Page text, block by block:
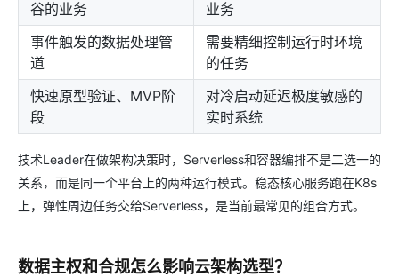
谷的业务
业务
事件触发的数据处理管
道
需要精细控制运行时环境
的任务
快速原型验证、MVP阶
段
对冷启动延迟极度敏感的
实时系统
技术Leader在做架构决策时，Serverless和容器编排不是二选一的
关系，而是同一个平台上的两种运行模式。稳态核心服务跑在K8s
上，弹性周边任务交给Serverless，是当前最常见的组合方式。
数据主权和合规怎么影响云架构选型？